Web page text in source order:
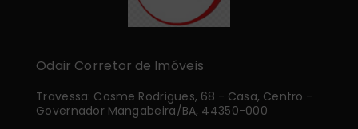
Odair Corretor de Imóveis
Travessa: Cosme Rodrigues, 68 - Casa, Centro -
Governador Mangabeira/BA, 44350-000